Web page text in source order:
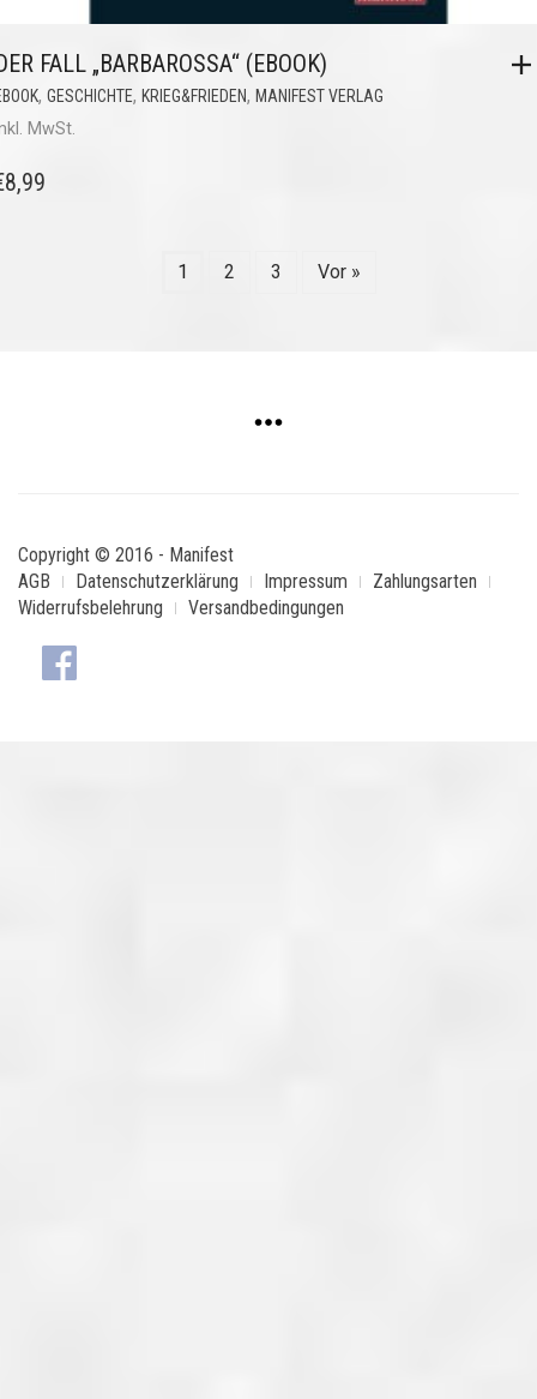
FALL „BARBAROSSA“ (EBOOK)
, GESCHICHTE, KRIEG&FRIEDEN, MANIFEST VERLAG
MwSt.
8,99
1 2 3 Vor »
Copyright © 2016 - Manifest
AGB
Datenschutzerklärung Impressum
Zahlungsarten
Widerrufsbelehrung
Versandbedingungen